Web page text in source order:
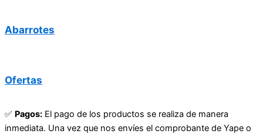
Abarrotes
Ofertas
✅ Pagos: El pago de los productos se realiza de manera
inmediata. Una vez que nos envíes el comprobante de Yape o